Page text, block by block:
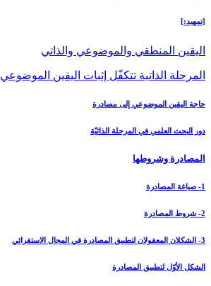
[تمهيد:]
اليقين المنطقي والموضوعي والذاتي
المرحلة الذاتية تتكفّل إثبات اليقين الموضوعي
حاجة اليقين الموضوعي إلى مصادرة
دور البحث العلمي في المرحلة الذاتيّة
المصادرة وشروطها
1- صياغة المصادرة
2- شروط المصادرة
3- الشكلان المعقولان لتطبيق المصادرة في المجال الاستقرائي‏
الشكل الأوّل لتطبيق المصادرة